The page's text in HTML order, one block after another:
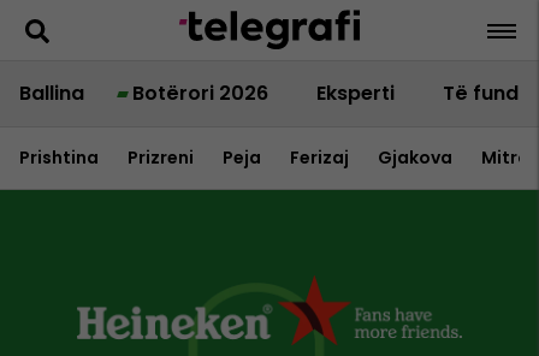
Ballina Botërori 2026 Eksperti Të fundit
Prishtina Prizreni Peja Ferizaj Gjakova